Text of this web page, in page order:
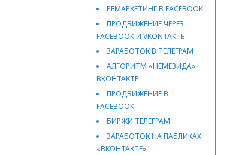
РЕМАРКЕТИНГ В FACEBOOK
ПРОДВИЖЕНИЕ ЧЕРЕЗ
FACEBOOK И VKONTAKTE
ЗАРАБОТОК В ТЕЛЕГРАМ
АЛГОРИТМ «НЕМЕЗИДА»
ВКОНТАКТЕ
ПРОДВИЖЕНИЕ В
FACEBOOK
БИРЖИ ТЕЛЕГРАМ
ЗАРАБОТОК НА ПАБЛИКАХ
«ВКОНТАКТЕ»